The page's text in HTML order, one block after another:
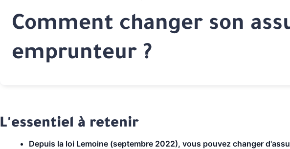
Comment changer son
emprunteur ?
L'essentiel à retenir
Depuis la loi Lemoine (septembre 2022), vous pouvez changer